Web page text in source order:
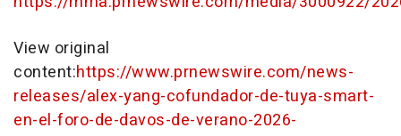
View original
content:https://www.prnewswire.com/news-
releases/alex-yang-cofundador-de-tuya-smart-
en-el-foro-de-davos-de-verano-2026-